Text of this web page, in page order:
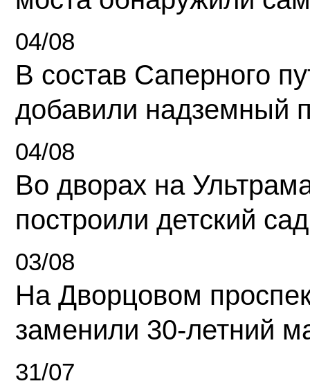
04/08
В состав Саперного
добавили надземный
04/08
Во дворах на
построили детский сад
03/08
На Дворцовом
заменили 30-летний
31/07